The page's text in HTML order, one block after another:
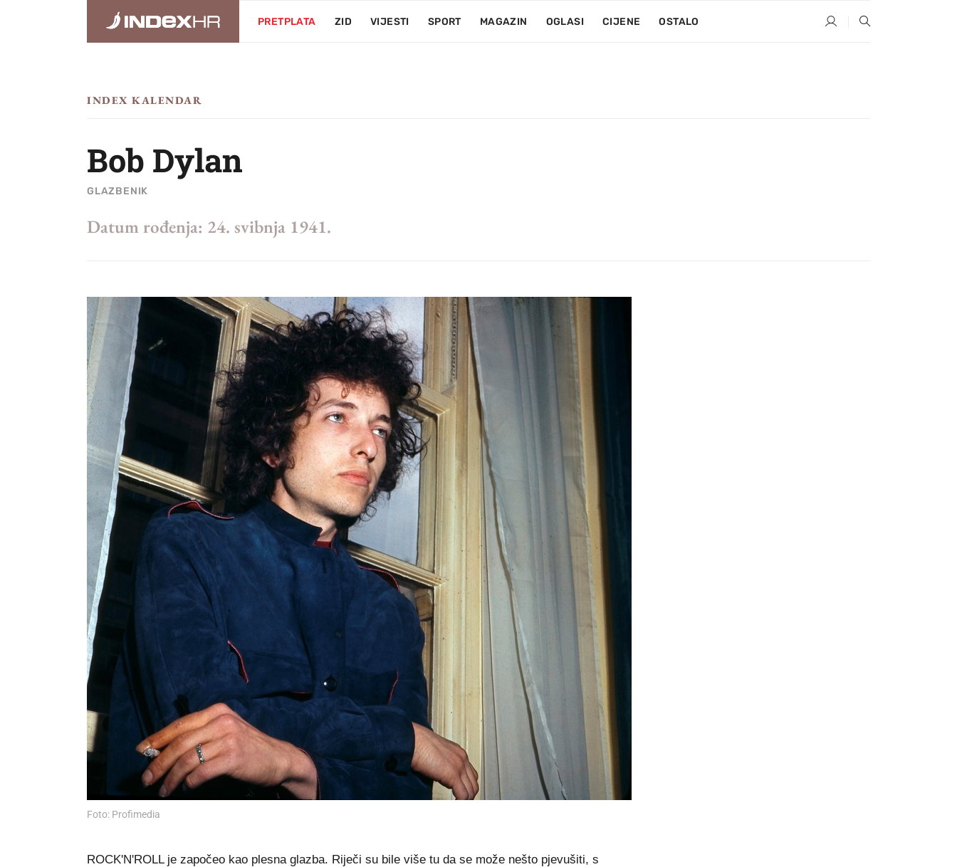
PRETPLATA ZID VIJESTI SPORT MAGAZIN OGLASI CIJENE OSTALO
INDEX KALENDAR
Bob Dylan
GLAZBENIK
Datum rođenja: 24. svibnja 1941.
Foto: Profimedia
ROCK'N'ROLL je započeo kao plesna glazba. Riječi su bile više tu da se može nešto pjevušiti, s